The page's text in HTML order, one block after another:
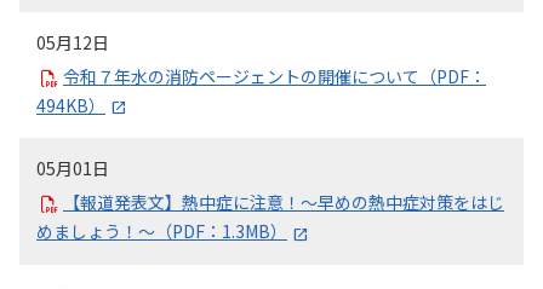
05月12日
令和７年水の消防ページェントの開催について（PDF：
494KB）
05月01日
【報道発表文】熱中症に注意！～早めの熱中症対策をはじ
めましょう！～（PDF：1.3MB）